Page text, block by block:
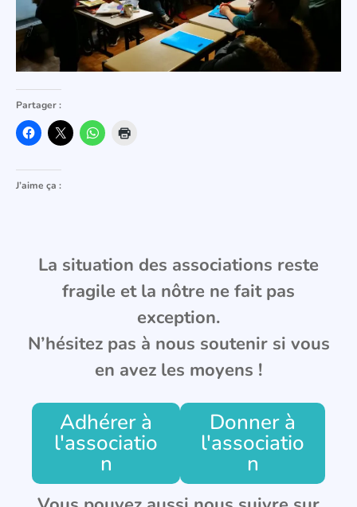
Partager :
J’aime ça :
La situation des associations reste
fragile et la nôtre ne fait pas
exception.
N’hésitez pas à nous soutenir si vous
en avez les moyens !
Adhérer à
l'associatio
n
Donner à
l'associatio
n